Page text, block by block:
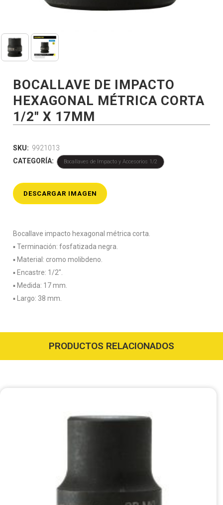
BOCALLAVE DE IMPACTO
HEXAGONAL MÉTRICA CORTA
1/2″ X 17MM
SKU: 9921013
CATEGORÍA:
Bocallaves de Impacto y Accesorios 1/2
DESCARGAR IMAGEN
Bocallave impacto hexagonal métrica corta.
▪️ Terminación: fosfatizada negra.
▪️ Material: cromo molibdeno.
▪️ Encastre: 1/2″.
▪️ Medida: 17 mm.
▪️ Largo: 38 mm.
PRODUCTOS RELACIONADOS